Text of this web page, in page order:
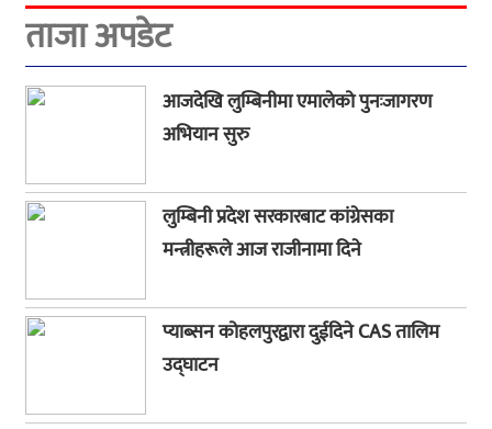
ताजा अपडेट
आजदेखि लुम्बिनीमा एमालेको पुनःजागरण
अभियान सुरु
लुम्बिनी प्रदेश सरकारबाट कांग्रेसका
मन्त्रीहरूले आज राजीनामा दिने
प्याब्सन कोहलपुरद्वारा दुईदिने CAS तालिम
उद्घाटन